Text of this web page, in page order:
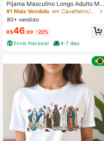
Pijama Masculino Longo Adulto Ma
nga Longa Calça Comprida
#1 Mais Vendido
em Cavalheiro/Britânico Conjuntos de Loungewear Ma
80+ vendido
R$46 ,99 -22%
Envio Nacional
4-7 dias